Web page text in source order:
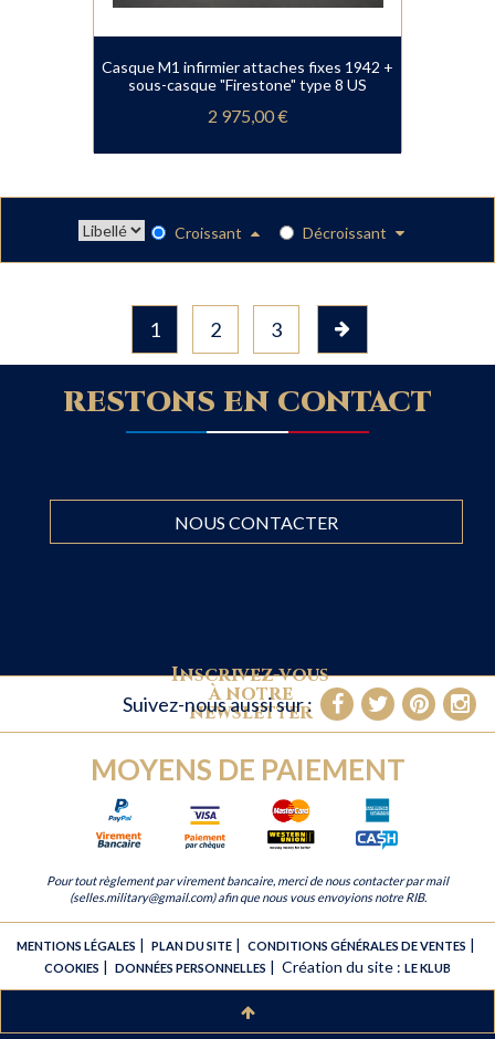
Casque M1 infirmier attaches fixes 1942 +
sous-casque "Firestone" type 8 US
2 975,00 €
Croissant Décroissant
1 2 3
RESTONS EN CONTACT
NOUS CONTACTER
Inscrivez-vous
à notre
newsletter
Suivez-nous aussi sur :
MOYENS DE PAIEMENT
Pour tout règlement par virement bancaire, merci de nous contacter par mail
(selles.military@gmail.com) afin que nous vous envoyions notre RIB.
MENTIONS LÉGALES | PLAN DU SITE | CONDITIONS GÉNÉRALES DE VENTES |
COOKIES | DONNÉES PERSONNELLES | Création du site : LE KLUB